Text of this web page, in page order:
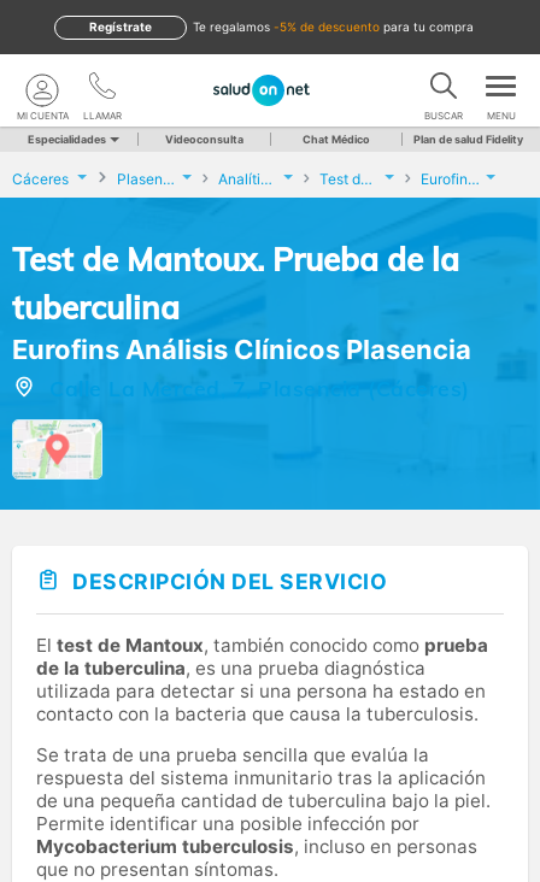
te regalamos -5% de descuento para tu compra
Regístrate
LLAMAR
MI CUENTA BUSCAR MENU
Especialidades Videoconsulta Chat Médico Plan de salud Fidelity
Cáceres Plasencia Analíticas y Genética Test de Mantoux. Prueba de la tuberculina Eurofins Análisis Clínicos Plasencia
Test de Mantoux. Prueba de la
tuberculina
Eurofins Análisis Clínicos Plasencia
Calle La Merced, 7, Plasencia (Cáceres)
DESCRIPCIÓN DEL SERVICIO
El test de Mantoux, también conocido como prueba
de la tuberculina, es una prueba diagnóstica
utilizada para detectar si una persona ha estado en
contacto con la bacteria que causa la tuberculosis.
Se trata de una prueba sencilla que evalúa la
respuesta del sistema inmunitario tras la aplicación
de una pequeña cantidad de tuberculina bajo la piel.
Permite identificar una posible infección por
Mycobacterium tuberculosis, incluso en personas
que no presentan síntomas.